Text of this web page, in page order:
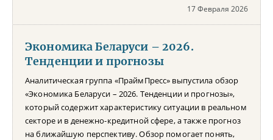
17 Февраля 2026
Экономика Беларуси – 2026.
Тенденции и прогнозы
Аналитическая группа «ПраймПресс» выпустила обзор
«Экономика Беларуси – 2026. Тенденции и прогнозы»,
который содержит характеристику ситуации в реальном
секторе и в денежно-кредитной сфере, а также прогноз
на ближайшую перспективу. Обзор помогает понять,